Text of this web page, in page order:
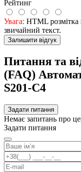
Рейтинг
Увага: HTML розмітка
звичайний текст.
Залишити відгук
Питання та
(FAQ)
S201-С4
Задати питання
Немає запитань про
Задати питання